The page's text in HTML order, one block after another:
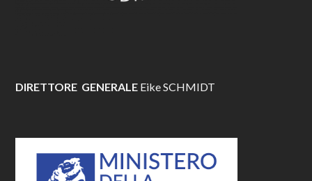
DIRETTORE GENERALE Eike SCHMIDT